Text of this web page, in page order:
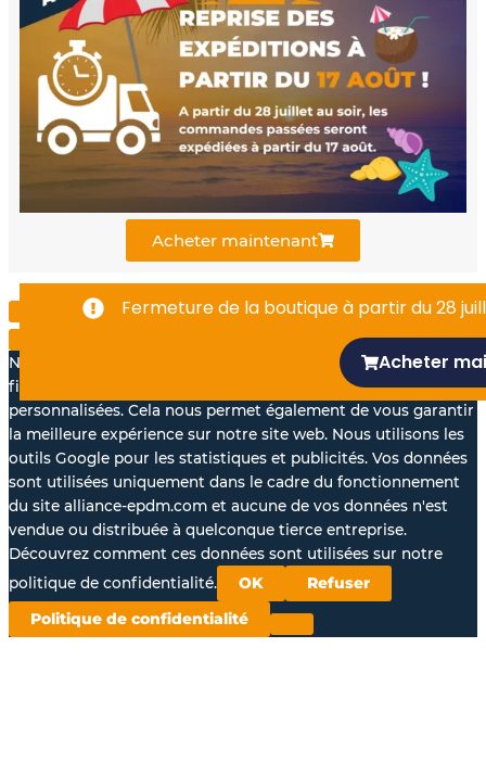
e
b
o
o
k
-
t
u
b
e
k
e
d
i
n
Acheter maintenant
Fermeture de la boutique à partir du 28
Acheter
Nous aimerions avec votre accord, utiliser vos données à des
fins statistiques et pour vous proposer des annonces
personnalisées. Cela nous permet également de vous garantir
la meilleure expérience sur notre site web. Nous utilisons les
outils Google pour les statistiques et publicités. Vos données
sont utilisées uniquement dans le cadre du fonctionnement
du site alliance-epdm.com et aucune de vos données n'est
vendue ou distribuée à quelconque tierce entreprise.
Découvrez comment ces données sont utilisées sur notre
politique de confidentialité.
OK Refuser
Politique de confidentialité